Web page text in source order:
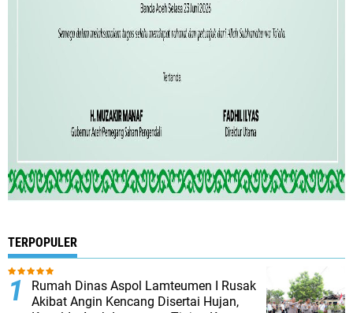
TERPOPULER
Rumah Dinas Aspol Lamteumen I Rusak
Akibat Angin Kencang Disertai Hujan,